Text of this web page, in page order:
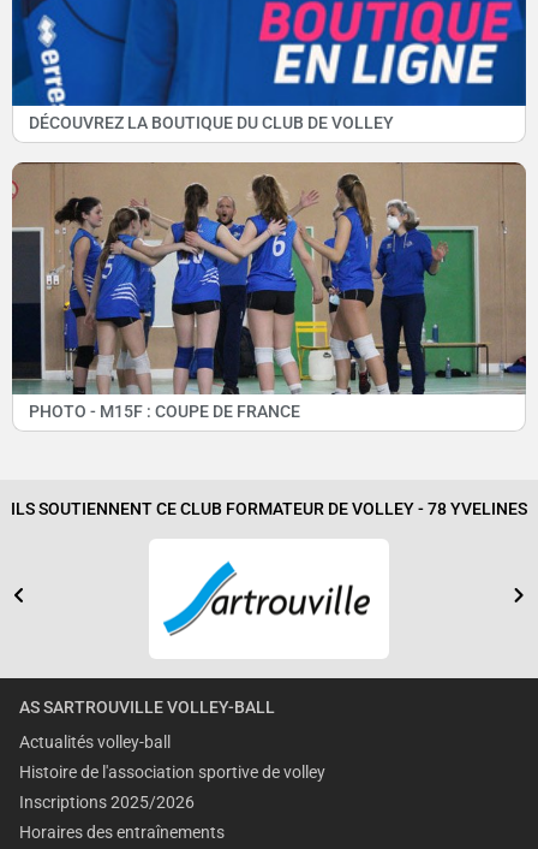
DÉCOUVREZ LA BOUTIQUE DU CLUB DE VOLLEY
PHOTO - M15F : COUPE DE FRANCE
ILS SOUTIENNENT CE CLUB FORMATEUR DE VOLLEY - 78 YVELINES
AS SARTROUVILLE VOLLEY-BALL
Actualités volley-ball
Histoire de l'association sportive de volley
Inscriptions 2025/2026
Horaires des entraînements